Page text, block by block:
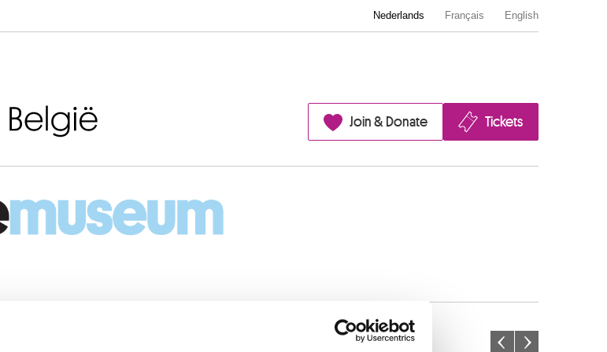
Nederlands Français English
Join & Donate Tickets